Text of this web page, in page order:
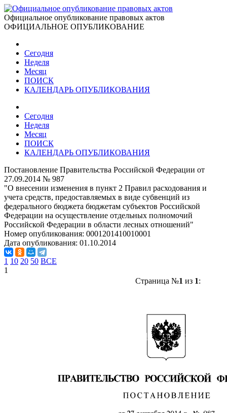
Официальное опубликование правовых актов
ОФИЦИАЛЬНОЕ ОПУБЛИКОВАНИЕ
Сегодня
Неделя
Месяц
ПОИСК
КАЛЕНДАРЬ ОПУБЛИКОВАНИЯ
Сегодня
Неделя
Месяц
ПОИСК
КАЛЕНДАРЬ ОПУБЛИКОВАНИЯ
Постановление Правительства Российской Федерации от
27.09.2014 № 987
"О внесении изменения в пункт 2 Правил расходования и
учета средств, предоставляемых в виде субвенций из
федерального бюджета бюджетам субъектов Российской
Федерации на осуществление отдельных полномочий
Российской Федерации в области лесных отношений"
Номер опубликования: 0001201410010001
Дата опубликования: 01.10.2014
1 10 20 50 ВСЕ
1
Страница №1 из 1: